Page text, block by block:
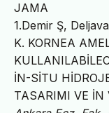
JAMA
1.Demir Ş,
K. KORNEA
İN-SİTU
TASARIMI VE İN